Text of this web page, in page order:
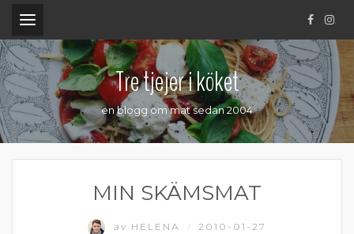
.
Tre tjejer i köket
en blogg om mat sedan 2004
MIN SKÄMSMAT
av HELENA 2010-01-27